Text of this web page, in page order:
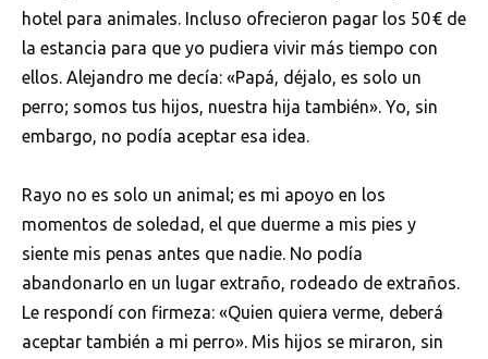
hotel para animales. Incluso ofrecieron pagar los 50 € de
la estancia para que yo pudiera vivir más tiempo con
ellos. Alejandro me decía: «Papá, déjalo, es solo un
perro; somos tus hijos, nuestra hija también». Yo, sin
embargo, no podía aceptar esa idea.
Rayo no es solo un animal; es mi apoyo en los
momentos de soledad, el que duerme a mis pies y
siente mis penas antes que nadie. No podía
abandonarlo en un lugar extraño, rodeado de extraños.
Le respondí con firmeza: «Quien quiera verme, deberá
aceptar también a mi perro». Mis hijos se miraron, sin